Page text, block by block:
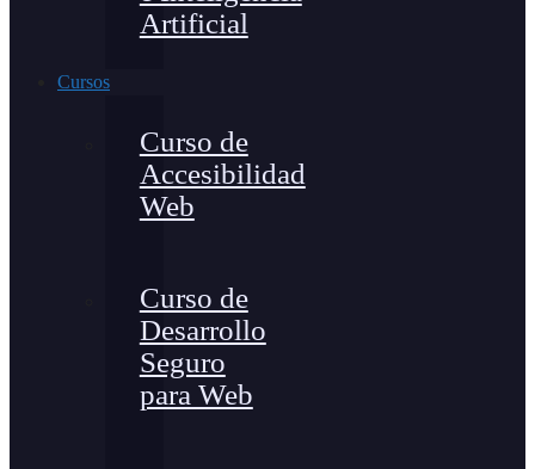
Artificial
Cursos
Curso de
Accesibilidad
Web
Curso de
Desarrollo
Seguro
para Web